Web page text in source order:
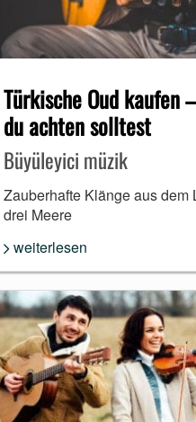
Türkische Oud kaufen
du achten solltest
Büyüleyici müzik
Zauberhafte Klänge aus dem
drei Meere
weiterlesen